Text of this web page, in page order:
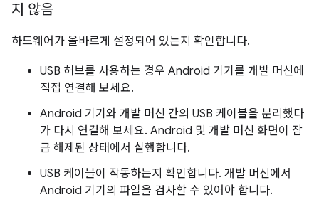
지 않음
하드웨어가 올바르게 설정되어 있는지 확인합니다.
USB 허브를 사용하는 경우 Android 기기를 개발 머신에
직접 연결해 보세요.
Android 기기와 개발 머신 간의 USB 케이블을 분리했다
가 다시 연결해 보세요. Android 및 개발 머신 화면이 잠
금 해제된 상태에서 실행합니다.
USB 케이블이 작동하는지 확인합니다. 개발 머신에서
Android 기기의 파일을 검사할 수 있어야 합니다.